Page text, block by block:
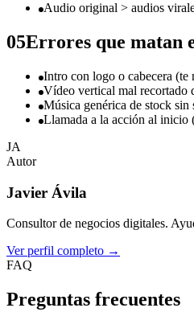
Audio original > audios
05Errores que matan
Intro con logo o cabecera (te
Vídeo vertical mal recortado
Música genérica de stock
Llamada a la acción al inicio
JA
Autor
Javier Ávila
Consultor de negocios digitales.
Ver perfil completo →
FAQ
Preguntas frecuentes